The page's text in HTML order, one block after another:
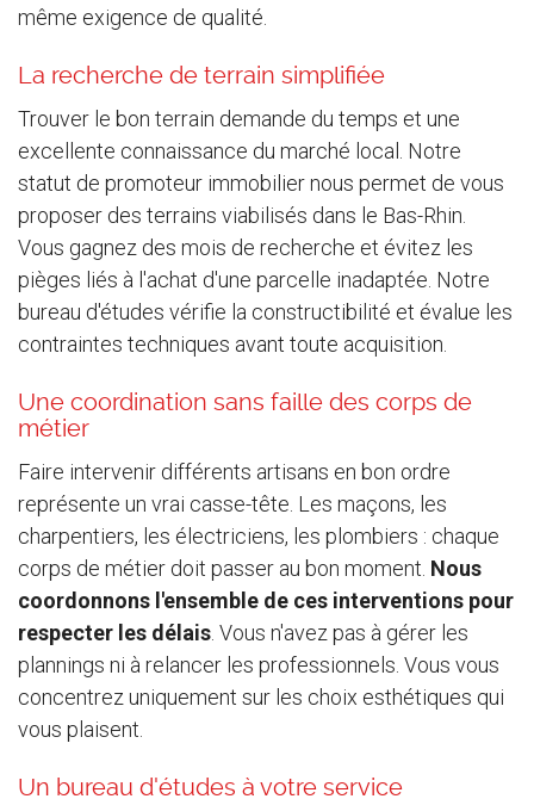
même exigence de qualité.
La recherche de terrain simplifiée
Trouver le bon terrain demande du temps et une
excellente connaissance du marché local. Notre
statut de promoteur immobilier nous permet de vous
proposer des terrains viabilisés dans le Bas-Rhin.
Vous gagnez des mois de recherche et évitez les
pièges liés à l'achat d'une parcelle inadaptée. Notre
bureau d'études vérifie la constructibilité et évalue les
contraintes techniques avant toute acquisition.
Une coordination sans faille des corps de
métier
Faire intervenir différents artisans en bon ordre
représente un vrai casse-tête. Les maçons, les
charpentiers, les électriciens, les plombiers : chaque
corps de métier doit passer au bon moment. Nous
coordonnons l'ensemble de ces interventions pour
respecter les délais. Vous n'avez pas à gérer les
plannings ni à relancer les professionnels. Vous vous
concentrez uniquement sur les choix esthétiques qui
vous plaisent.
Un bureau d'études à votre service